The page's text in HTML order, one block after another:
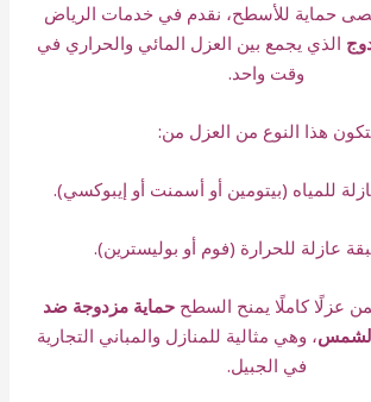
حماية للأسطح، نقدم في خدمات الرياض
الذي يجمع بين العزل المائي والحراري في
وقت واحد.
هذا النوع من العزل من:
للمياه (بيتومين أو أسمنت أو إيبوكسي).
عازلة للحرارة (فوم أو بوليسترين).
عزلًا كاملًا يمنح السطح حماية مزدوجة ضد
الشمس، وهي مثالية للمنازل والمباني التجارية
في الجبيل.